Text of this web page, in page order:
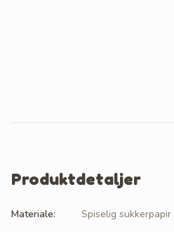
Produktdetaljer
Materiale: Spiselig